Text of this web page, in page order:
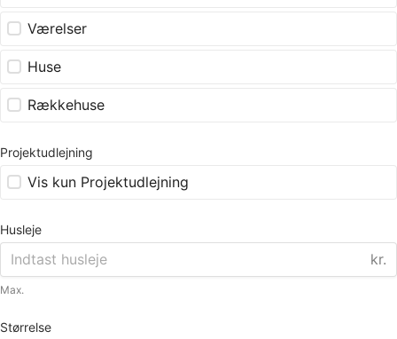
Værelser
Huse
Rækkehuse
Projektudlejning
Vis kun Projektudlejning
Husleje
kr.
Max.
Størrelse